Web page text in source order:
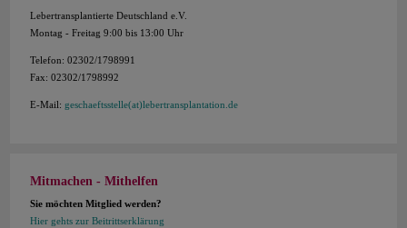
Lebertransplantierte Deutschland e.V.
Montag - Freitag 9:00 bis 13:00 Uhr
Telefon: 02302/1798991
Fax: 02302/1798992
E-Mail: geschaeftsstelle(at)lebertransplantation.de
Mitmachen - Mithelfen
Sie möchten Mitglied werden?
Hier gehts zur Beitrittserklärung